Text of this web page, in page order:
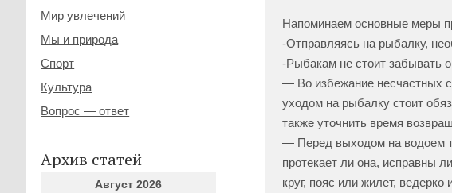
Напоминаем основные меры
-Отправляясь на рыбалку,
-Рыбакам не стоит забывать
— Во избежание несчастных
уходом на рыбалку стоит
также уточнить время
— Перед выходом на водоем
протекает ли она, исправны
круг, пояс или жилет,
Мир увлечений
Мы и природа
Спорт
Культура
Вопрос — ответ
Архив статей
Август 2026